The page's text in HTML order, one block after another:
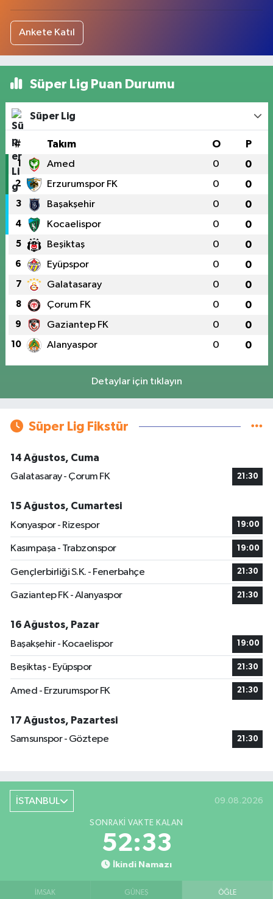
Ankete Katıl
Süper Lig Puan Durumu
Süper Lig
# Takım O P
1 Amed 0 0
2 Erzurumspor FK 0 0
3 Başakşehir 0 0
4 Kocaelispor 0 0
5 Beşiktaş 0 0
6 Eyüpspor 0 0
7 Galatasaray 0 0
8 Çorum FK 0 0
9 Gaziantep FK 0 0
10 Alanyaspor 0 0
Detaylar için tıklayın
Süper Lig Fikstür
14 Ağustos, Cuma
Galatasaray - Çorum FK
21:30
15 Ağustos, Cumartesi
Konyaspor - Rizespor
19:00
Kasımpaşa - Trabzonspor 19:00
Gençlerbirliği S.K. - Fenerbahçe 21:30
Gaziantep FK - Alanyaspor 21:30
16 Ağustos, Pazar
Başakşehir - Kocaelispor
19:00
Beşiktaş - Eyüpspor 21:30
Amed - Erzurumspor FK 21:30
17 Ağustos, Pazartesi
Samsunspor - Göztepe
21:30
İSTANBUL 09.08.2026
SONRAKI VAKTE KALAN
52:33
İkindi Namazı
İMSAK GÜNEŞ ÖĞLE